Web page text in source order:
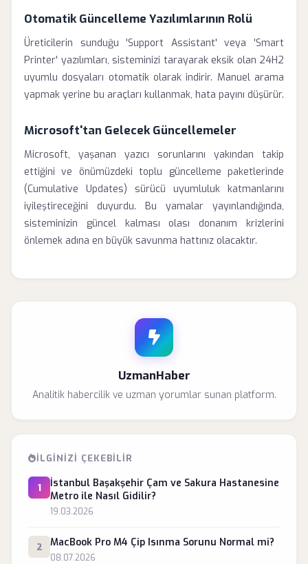
Otomatik Güncelleme Yazılımlarının Rolü
Üreticilerin sunduğu 'Support Assistant' veya 'Smart
Printer' yazılımları, sisteminizi tarayarak eksik olan 24H2
uyumlu dosyaları otomatik olarak indirir. Manuel arama
yapmak yerine bu araçları kullanmak, hata payını düşürür.
Microsoft'tan Gelecek Güncellemeler
Microsoft, yaşanan yazıcı sorunlarını yakından takip
ettiğini ve önümüzdeki toplu güncelleme paketlerinde
(Cumulative Updates) sürücü uyumluluk katmanlarını
iyileştireceğini duyurdu. Bu yamalar yayınlandığında,
sisteminizin güncel kalması olası donanım krizlerini
önlemek adına en büyük savunma hattınız olacaktır.
UzmanHaber
Analitik habercilik ve uzman yorumlar sunan platform.
İLGINIZI ÇEKEBILIR
1
İstanbul Başakşehir Çam ve Sakura Hastanesine
Metro ile Nasıl Gidilir?
19.03.2026
2 MacBook Pro M4 Çip Isınma Sorunu Normal mi?
08.07.2026